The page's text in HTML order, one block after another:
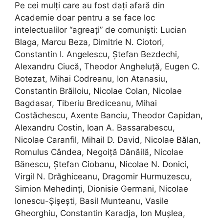
Pe cei mulți care au fost dați afară din
Academie doar pentru a se face loc
intelectualilor “agreați” de comuniști: Lucian
Blaga, Marcu Beza, Dimitrie N. Ciotori,
Constantin I. Angelescu, Ștefan Bezdechi,
Alexandru Ciucă, Theodor Angheluță, Eugen C.
Botezat, Mihai Codreanu, Ion Atanasiu,
Constantin Brăiloiu, Nicolae Colan, Nicolae
Bagdasar, Tiberiu Brediceanu, Mihai
Costăchescu, Axente Banciu, Theodor Capidan,
Alexandru Costin, Ioan A. Bassarabescu,
Nicolae Caranfil, Mihail D. David, Nicolae Bălan,
Romulus Cândea, Negoiță Dănăilă, Nicolae
Bănescu, Ștefan Ciobanu, Nicolae N. Donici,
Virgil N. Drăghiceanu, Dragomir Hurmuzescu,
Simion Mehedinți, Dionisie Germani, Nicolae
Ionescu-Șișești, Basil Munteanu, Vasile
Gheorghiu, Constantin Karadja, Ion Mușlea,